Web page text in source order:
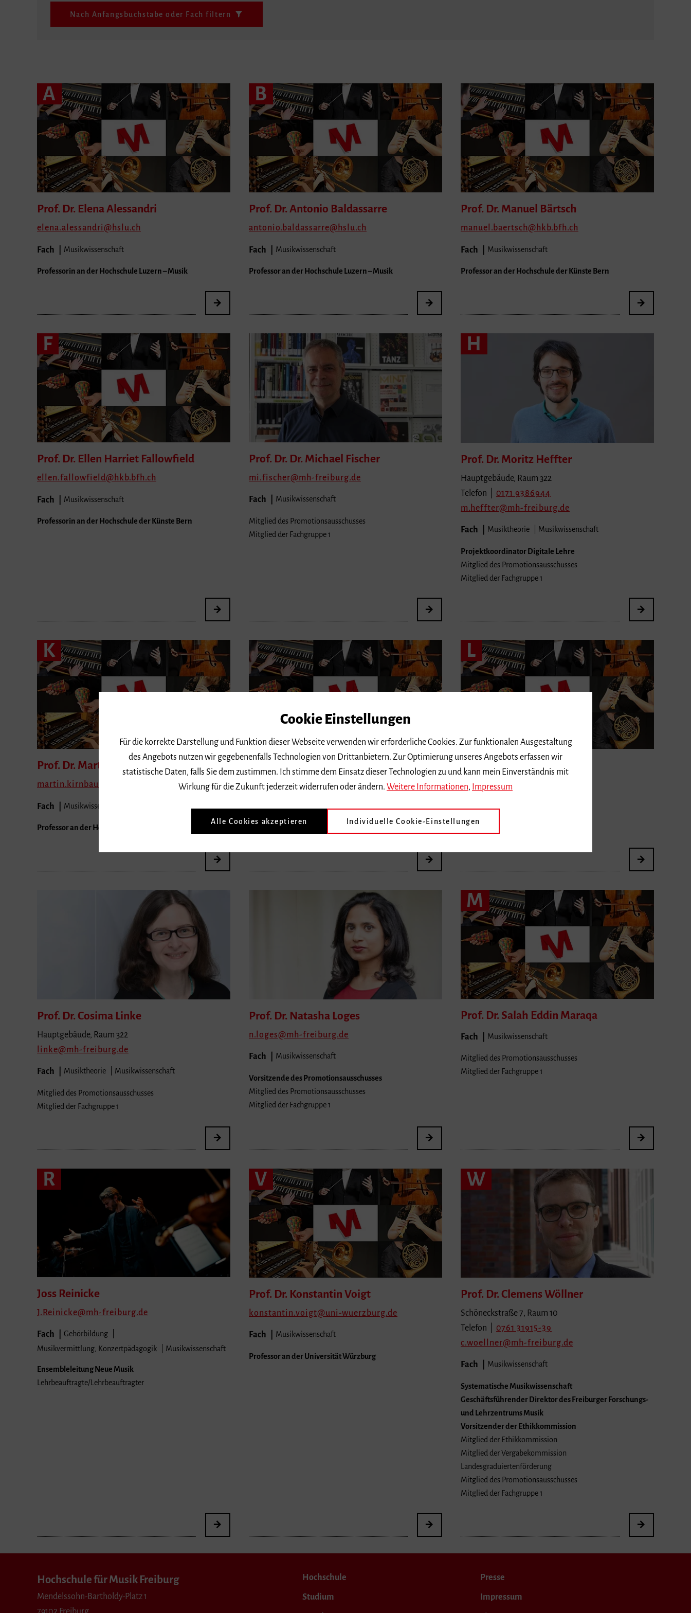
Nach Anfangsbuchstabe oder Fach filtern
A
Prof. Dr. ElenaAlessandri
elena.alessandri hslu.ch
Fach Musikwissenschaft
Professorin an der Hochschule Luzern – Musik
B
Prof. Dr. Antonio Baldassarre
antonio.baldassarre hslu.ch
Fach Musikwissenschaft
Professor an der Hochschule Luzern – Musik
Prof. Dr. Manuel Bärtsch
manuel.baertsch hkb.bfh.ch
Fach Musikwissenschaft
Professor an der Hochschule der Künste Bern
F
Prof. Dr. Ellen Harriet Fallowfield
ellen.fallowfield hkb.bfh.ch
Fach Musikwissenschaft
Professorin an der Hochschule der Künste Bern
Prof. Dr. Dr. Michael Fischer
mi.fischer mh-freiburg.de
Fach Musikwissenschaft
Mitglied des Promotionsausschusses
Mitglied der Fachgruppe 1
H
Prof. Dr. Moritz Heffter
Hauptgebäude, Raum 322
Telefon | 0171 9386944
m.heffter
mh-freiburg.de
Fach Musiktheorie Musikwissenschaft
Projektkoordinator Digitale Lehre
Mitglied des Promotionsausschusses
Mitglied der Fachgruppe 1
K
Prof. Dr. Martin Kirnbauer
martin.kirnbauer
Fach Musikwissenschaft
Professor an der Hochschule für Musik Basel FHNW
Prof. Dr. Anne-MayKrüger
annemay.krueger fhnw.ch
Fach
Professorin an der Hochschule für Musik Basel FHNW
L
SeonhwaLee
Fach Musikwissenschaft
Lehrbeauftragte/Lehrbeauftragter
Prof. Dr. Cosima Linke
Hauptgebäude, Raum 322
linke
mh-freiburg.de
Fach Musiktheorie Musikwissenschaft
Mitglied des Promotionsausschusses
Mitglied der Fachgruppe 1
Prof. Dr. Natasha Loges
n.loges mh-freiburg.de
Fach Musikwissenschaft
Vorsitzende des Promotionsausschusses
Mitglied des Promotionsausschusses
Mitglied der Fachgruppe 1
M
Prof. Dr. Salah Eddin Maraqa
Fach Musikwissenschaft
Mitglied des Promotionsausschusses
Mitglied der Fachgruppe 1
R
Joss Reinicke
J.Reinicke mh-freiburg.de
Fach
Gehörbildung
Musikvermittlung, Konzertpädagogik
Musikwissenschaft
Ensembleleitung Neue Musik
Lehrbeauftragte/Lehrbeauftragter
V
Prof. Dr. Konstantin Voigt
konstantin.voigt uni-wuerzburg.de
Fach Musikwissenschaft
Professor an der Universität Würzburg
W
Prof. Dr. ClemensWöllner
Schöneckstraße 7, Raum 10
Telefon | 0761 31915-39
c.woellner
mh-freiburg.de
Fach Musikwissenschaft
Systematische Musikwissenschaft
Geschäftsführender Direktor des Freiburger Forschungs-
und Lehrzentrums Musik
Vorsitzender der Ethikkommission
Mitglied der Ethikkommission
Mitglied der Vergabekommission
Landesgraduiertenförderung
Mitglied des Promotionsausschusses
Mitglied der Fachgruppe 1
Hochschule für Musik Freiburg
Mendelssohn-Bartholdy-Platz 1
Hochschule
Studium
Presse
Impressum
Cookie Einstellungen
Für die korrekte Darstellung und Funktion dieser Webseite verwenden wir erforderliche Cookies. Zur funktionalen Ausgestaltung
des Angebots nutzen wir gegebenenfalls Technologien von Drittanbietern. Zur Optimierung unseres Angebots erfassen wir
statistische Daten, falls Sie dem zustimmen. Ich stimme dem Einsatz dieser Technologien zu und kann mein Einverständnis mit
Wirkung für die Zukunft jederzeit widerrufen oder ändern. Weitere Informationen, Impressum
Alle Cookies akzeptieren Individuelle Cookie-Einstellungen